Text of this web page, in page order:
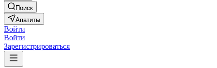
Поиск
Апатиты
Войти
Войти
Зарегистрироваться